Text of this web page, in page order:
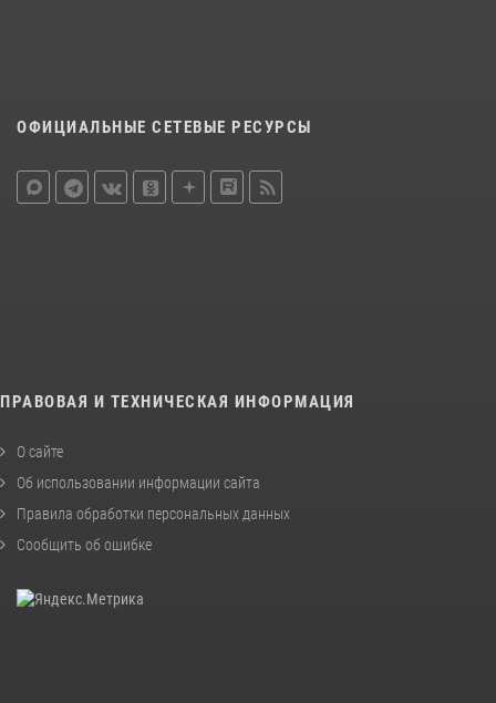
ОФИЦИАЛЬНЫЕ СЕТЕВЫЕ РЕСУРСЫ
ПРАВОВАЯ И ТЕХНИЧЕСКАЯ ИНФОРМАЦИЯ
О сайте
Об использовании информации сайта
Правила обработки персональных данных
Сообщить об ошибке